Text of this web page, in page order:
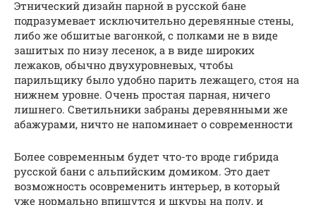
Этнический дизайн парной в русской бане
подразумевает исключительно деревянные стены,
либо же обшитые вагонкой, с полками не в виде
зашитых по низу лесенок, а в виде широких
лежаков, обычно двухуровневых, чтобы
парильщику было удобно парить лежащего, стоя на
нижнем уровне. Очень простая парная, ничего
лишнего. Светильники забраны деревянными же
абажурами, ничто не напоминает о современности
Более современным будет что-то вроде гибрида
русской бани с альпийским домиком. Это дает
возможность осовременить интерьер, в который
уже нормально впишутся и шкуры на полу, и